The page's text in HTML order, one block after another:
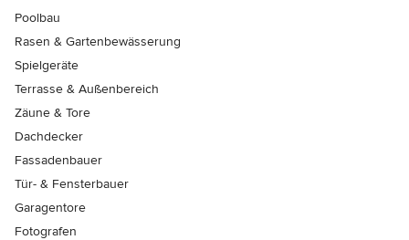
Poolbau
Rasen & Gartenbewässerung
Spielgeräte
Terrasse & Außenbereich
Zäune & Tore
Dachdecker
Fassadenbauer
Tür- & Fensterbauer
Garagentore
Fotografen